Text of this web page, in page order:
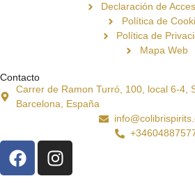
Declaración de
Política de
Política de
Mapa Web
Contacto
Carrer de Ramon Turró, 100, local 6-4,
Barcelona, España